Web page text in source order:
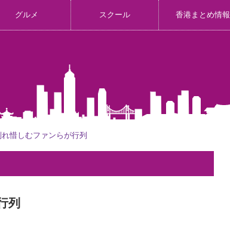
グルメ スクール 香港まとめ情報
惜しむファンらが行列
列